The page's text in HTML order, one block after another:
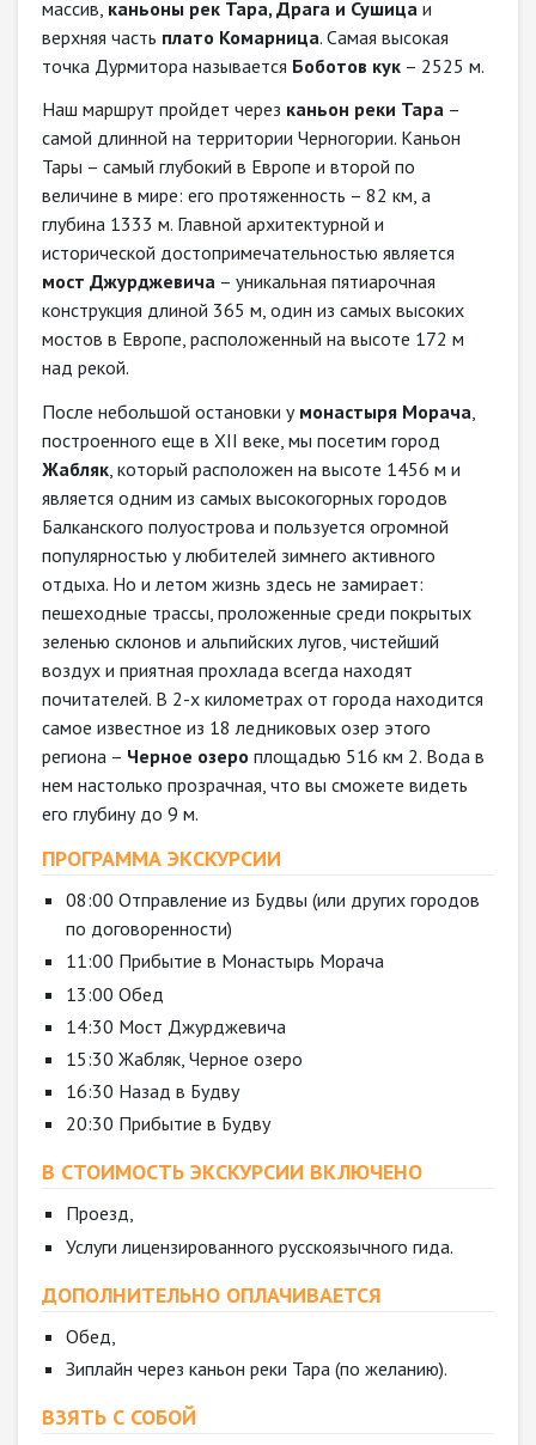
массив, каньоны рек Тара, Драга и Сушица и
верхняя часть плато Комарница. Самая высокая
точка Дурмитора называется Боботов кук – 2525 м.
Наш маршрут пройдет через каньон реки Тара –
самой длинной на территории Черногории. Каньон
Тары – самый глубокий в Европе и второй по
величине в мире: его протяженность – 82 км, а
глубина 1333 м. Главной архитектурной и
исторической достопримечательностью является
мост Джурджевича – уникальная пятиарочная
конструкция длиной 365 м, один из самых высоких
мостов в Европе, расположенный на высоте 172 м
над рекой.
После небольшой остановки у монастыря Морача,
построенного еще в XII веке, мы посетим город
Жабляк, который расположен на высоте 1456 м и
является одним из самых высокогорных городов
Балканского полуострова и пользуется огромной
популярностью у любителей зимнего активного
отдыха. Но и летом жизнь здесь не замирает:
пешеходные трассы, проложенные среди покрытых
зеленью склонов и альпийских лугов, чистейший
воздух и приятная прохлада всегда находят
почитателей. В 2-х километрах от города находится
самое известное из 18 ледниковых озер этого
региона – Черное озеро площадью 516 км 2. Вода в
нем настолько прозрачная, что вы сможете видеть
его глубину до 9 м.
ПРОГРАММА ЭКСКУРСИИ
08:00 Отправление из Будвы (или других городов
по договоренности)
11:00 Прибытие в Монастырь Морача
13:00 Обед
14:30 Мост Джурджевича
15:30 Жабляк, Черное озеро
16:30 Назад в Будву
20:30 Прибытие в Будву
В СТОИМОСТЬ ЭКСКУРСИИ ВКЛЮЧЕНО
Проезд,
Услуги лицензированного русскоязычного гида.
ДОПОЛНИТЕЛЬНО ОПЛАЧИВАЕТСЯ
Обед,
Зиплайн через каньон реки Тара (по желанию).
ВЗЯТЬ С СОБОЙ